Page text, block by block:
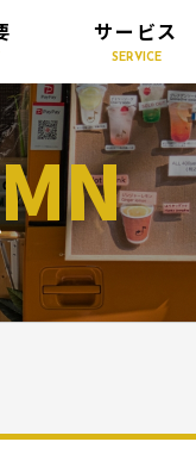
サービス
SERVICE